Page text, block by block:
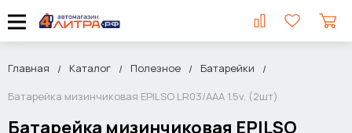
Главная Каталог Полезное
Батарейки
Батарейка мизинчиковая EPILSO LR03/AAA 1.5v, (2шт)
Батарейка мизинчиковая EPILSO